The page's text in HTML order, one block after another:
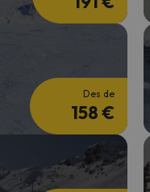
Des de
158 €